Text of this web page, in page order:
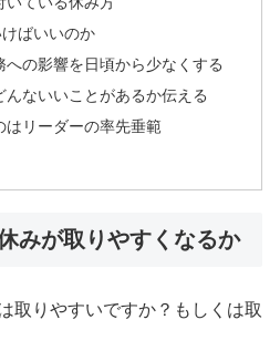
ばいいのか
の影響を日頃から少なくする
ないいことがあるか伝える
はリーダーの率先垂範
みが取りやすくなるか
取りやすいですか？もしくは取